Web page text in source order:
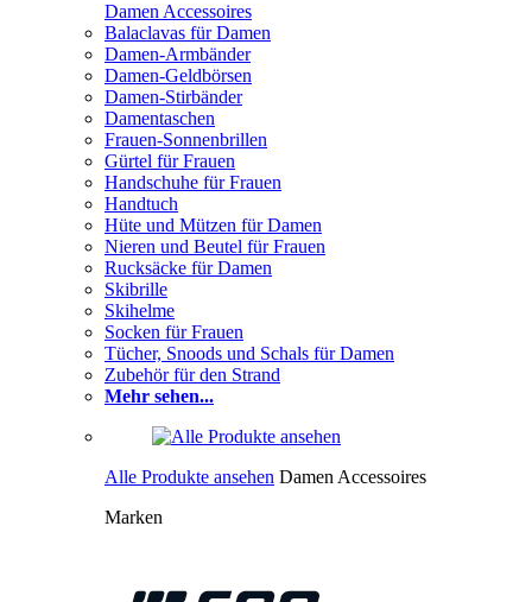
Damen Accessoires
Balaclavas für Damen
Damen-Armbänder
Damen-Geldbörsen
Damen-Stirbänder
Damentaschen
Frauen-Sonnenbrillen
Gürtel für Frauen
Handschuhe für Frauen
Handtuch
Hüte und Mützen für Damen
Nieren und Beutel für Frauen
Rucksäcke für Damen
Skibrille
Skihelme
Socken für Frauen
Tücher, Snoods und Schals für Damen
Zubehör für den Strand
Mehr sehen...
Alle Produkte ansehen Damen Accessoires
Marken